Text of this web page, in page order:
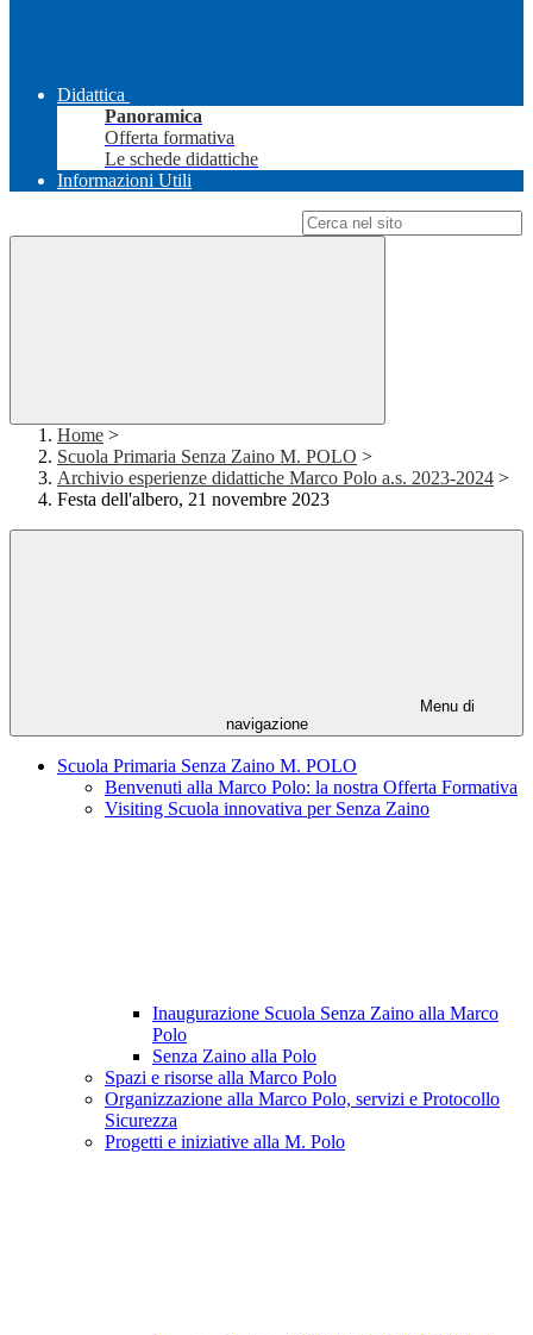
Didattica
Panoramica
Offerta formativa
Le schede didattiche
Informazioni Utili
Home >
Scuola Primaria Senza Zaino M. POLO >
Archivio esperienze didattiche Marco Polo a.s. 2023-2024 >
Festa dell'albero, 21 novembre 2023
Menu di
navigazione
Scuola Primaria Senza Zaino M. POLO
Benvenuti alla Marco Polo: la nostra Offerta Formativa
Visiting Scuola innovativa per Senza Zaino
Inaugurazione Scuola Senza Zaino alla Marco
Polo
Senza Zaino alla Polo
Spazi e risorse alla Marco Polo
Organizzazione alla Marco Polo, servizi e Protocollo
Sicurezza
Progetti e iniziative alla M. Polo